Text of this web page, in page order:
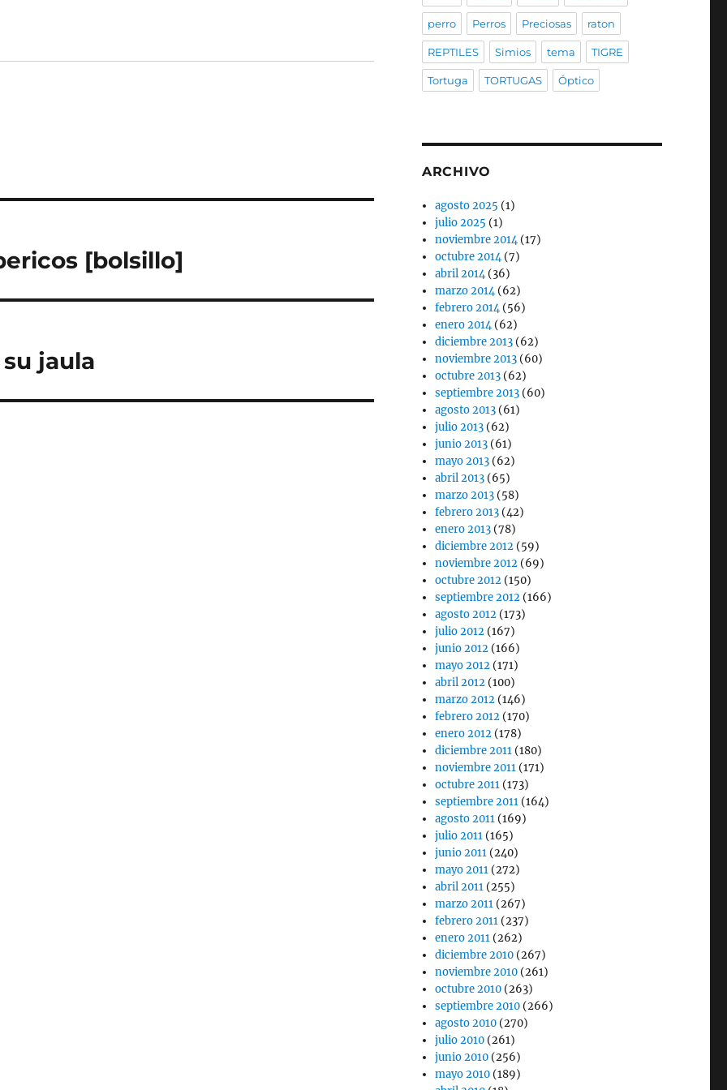
[bolsillo]
jaula
perro Perros Preciosas raton
REPTILES Simios tema TIGRE
Tortuga TORTUGAS Óptico
ARCHIVO
agosto 2025 (1)
julio 2025 (1)
noviembre 2014(17)
octubre 2014(7)
abril 2014(36)
marzo 2014(62)
febrero 2014(56)
enero 2014(62)
diciembre 2013 (62)
noviembre 2013 (60)
octubre 2013 (62)
septiembre 2013 (60)
agosto 2013 (61)
julio 2013 (62)
junio 2013 (61)
mayo 2013 (62)
abril 2013 (65)
marzo 2013 (58)
febrero 2013 (42)
enero 2013 (78)
diciembre 2012 (59)
noviembre 2012 (69)
octubre 2012 (150)
septiembre 2012 (166)
agosto 2012 (173)
julio 2012 (167)
junio 2012 (166)
mayo 2012 (171)
abril 2012 (100)
marzo 2012 (146)
febrero 2012 (170)
enero 2012 (178)
diciembre 2011 (180)
noviembre 2011 (171)
octubre 2011 (173)
septiembre 2011 (164)
agosto 2011 (169)
julio 2011 (165)
junio 2011 (240)
mayo 2011 (272)
abril 2011 (255)
marzo 2011 (267)
febrero 2011 (237)
enero 2011 (262)
diciembre 2010 (267)
noviembre 2010 (261)
octubre 2010 (263)
septiembre 2010 (266)
agosto 2010 (270)
julio 2010 (261)
junio 2010 (256)
mayo 2010 (189)